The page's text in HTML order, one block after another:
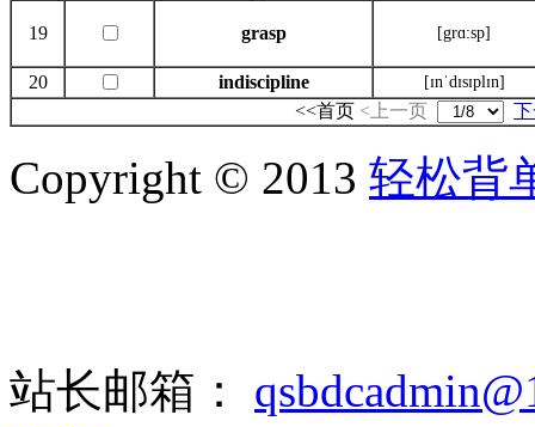
19 grasp [grɑ:sp]
20 indiscipline [ɪnˈdɪsɪplɪn]
<<首页 <上一页
Copyright © 2013 轻松背
站长邮箱：